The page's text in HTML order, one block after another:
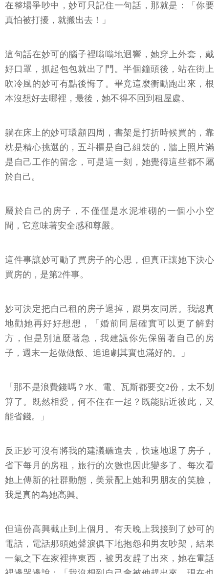
在整場爭吵中，妙可只記住一句話，那就是：「你要
真怕被打擾，就搬出去！」
這句話在妙可的腦子裡嗡嗡地迴響，她穿上外套，戴
好口罩，抓起包包就出了門。半個鐘頭後，站在街上
吹冷風的妙可有點後悔了。畢竟這麼衝動跑出來，根
本沒想好去哪裡，最後，她不得不回到租屋處。
躺在床上的妙可環顧四周，書架是打折時候買的，靠
枕是精心挑選的，五斗櫃是自己組裝的，牆上照片滿
是自己工作的留念，可是這一刻，她覺得這些都不屬
於自己。
屬於自己的房子，不僅僅是水泥堆砌的一個小小空
間，它意味著安全感和尊嚴。
這件事讓妙可動了買房子的心思，但真正讓她下決心
買房的，是第2件事。
妙可決定把自己租的房子退掉，跟男友同居。我認真
地勸她再好好想想，「婚前同居確實可以更了解對
方，但是別這麼著急，我建議你先保留著自己的房
子，週末一起做做飯、追追劇其實也滿好的。」
「那不是浪費錢嗎？水、電、瓦斯都要交2份，太不划
算了。既然相愛，何不住在一起？既能貼近彼此，又
能省錢。」
反正妙可沒有將我的建議聽進去，快速地退了房子，
省下每月的房租，旅行的次數也因此變多了。每次看
她上傳新的社群動態，美景配上她和男朋友的笑臉，
我是真的為她高興。
但這份高興截止到上個月。有天晚上我接到了妙可的
電話，電話那頭她聲淚俱下地抱怨和男友吵架，結果
一氣之下在家裡摔東西，被男友趕了出來，她在電話